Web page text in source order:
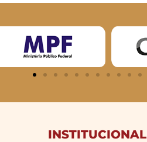
INSTITUCIONAL